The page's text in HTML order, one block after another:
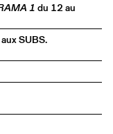
1du 12 au
SUBS.